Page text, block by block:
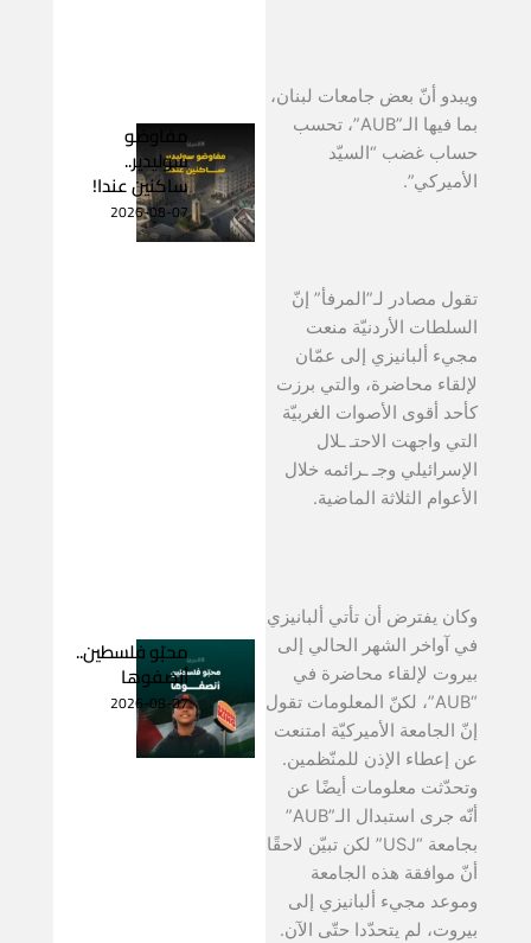
ويبدو أنّ بعض جامعات لبنان،
بما فيها الـ”AUB”، تحسب
حساب غضب “السيّد
الأميركي”.
تقول مصادر لـ”المرفأ” إنّ
السلطات الأردنيّة منعت
مجيء ألبانيزي إلى عمّان
لإلقاء محاضرة، والتي برزت
كأحد أقوى الأصوات الغربيّة
التي واجهت الاحتـ ـلال
الإسرائيلي وجـ ـرائمه خلال
الأعوام الثلاثة الماضية.
وكان يفترض أن تأتي ألبانيزي
في آواخر الشهر الحالي إلى
بيروت لإلقاء محاضرة في
“AUB”، لكنّ المعلومات تقول
إنّ الجامعة الأميركيّة امتنعت
عن إعطاء الإذن للمنّظمين.
وتحدّثت معلومات أيضًا عن
أنّه جرى استبدال الـ”AUB”
بجامعة “USJ” لكن تبيّن لاحقًا
أنّ موافقة هذه الجامعة
وموعد مجيء ألبانيزي إلى
بيروت، لم يتحدّدا حتّى الآن.
مفاوضو
سوليدير..
ساكنين عندا!
2026-08-07
محبّو فلسطين..
أنصفوها
2026-08-07